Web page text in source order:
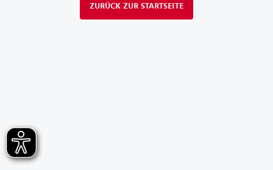
ZURÜCK ZUR STARTSEITE